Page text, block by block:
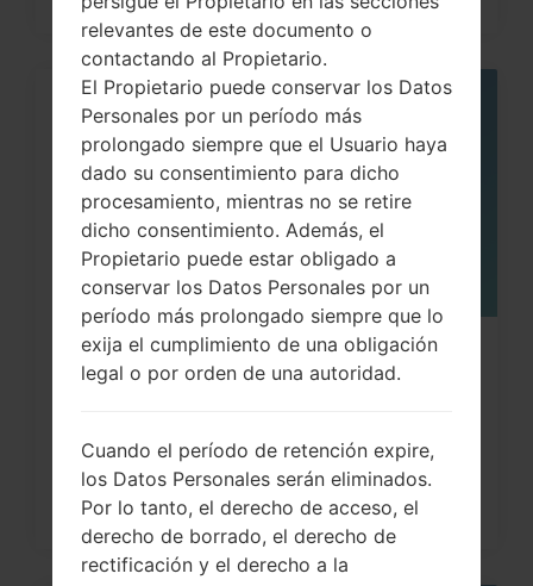
¿Cómo restablecer datos de fábrica
a través del código...
relevantes de este documento o
contactando al Propietario.
El Propietario puede conservar los Datos
Personales por un período más
prolongado siempre que el Usuario haya
dado su consentimiento para dicho
procesamiento, mientras no se retire
dicho consentimiento. Además, el
Propietario puede estar obligado a
conservar los Datos Personales por un
período más prolongado siempre que lo
exija el cumplimiento de una obligación
legal o por orden de una autoridad.
Cuando el período de retención expire,
los Datos Personales serán eliminados.
Por lo tanto, el derecho de acceso, el
derecho de borrado, el derecho de
rectificación y el derecho a la